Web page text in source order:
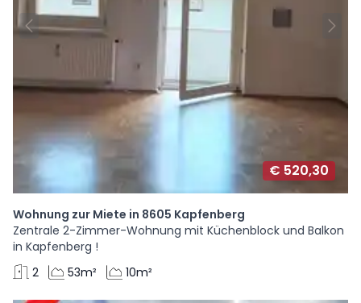
€ 520,30
Wohnung zur Miete in 8605 Kapfenberg
Zentrale 2-Zimmer-Wohnung mit Küchenblock und Balkon
in Kapfenberg !
2
53m² 10m²